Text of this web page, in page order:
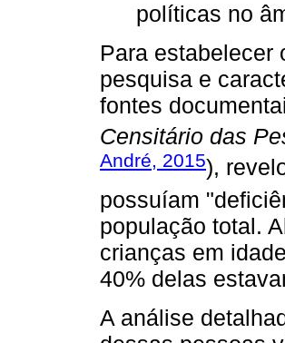
políticas no
Para estabelecer
pesquisa e
fontes
Censitário das
André, 2015),
possuíam
população total.
crianças em
40% delas
A análise